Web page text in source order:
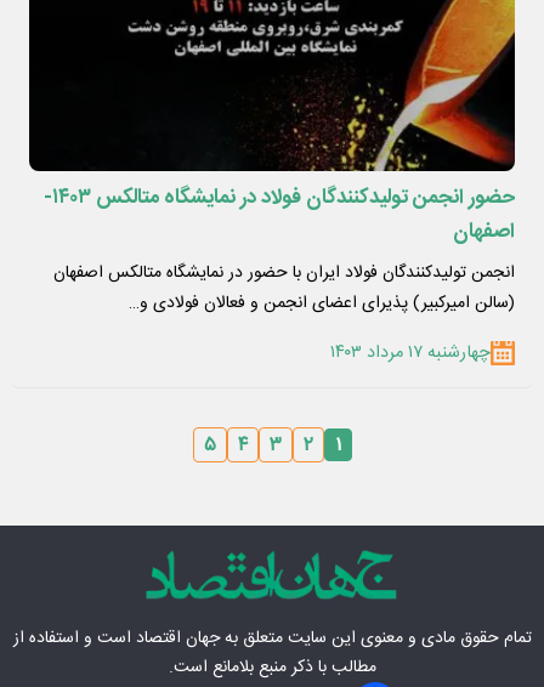
حضور انجمن تولیدکنندگان فولاد در نمایشگاه متالکس ۱۴۰۳-
اصفهان
انجمن تولیدکنندگان فولاد ایران با حضور در نمایشگاه متالکس اصفهان
(سالن امیرکبیر) پذیرای اعضای انجمن و فعالان فولادی و…
چهارشنبه ۱۷ مرداد ۱۴۰۳
۱ ۲ ۳ ۴ ۵
تمام حقوق مادی‌ و معنوی این سایت متعلق بهجهان اقتصاد است و استفاده از
مطالب با ذکر منبع بلامانع است.